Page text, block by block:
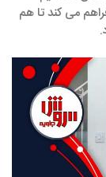
فراهم می‌ کند تا هم